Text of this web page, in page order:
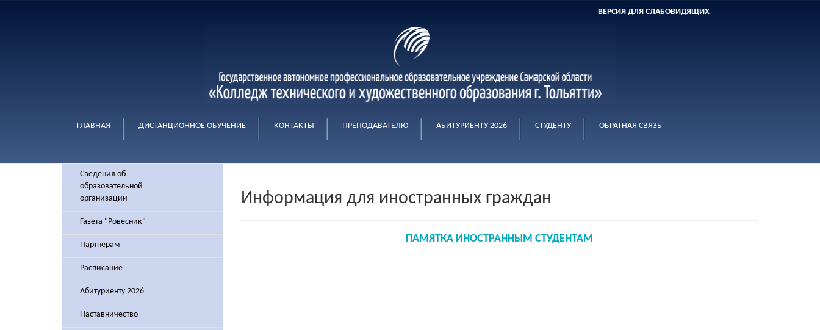
ВЕРСИЯ ДЛЯ СЛАБОВИДЯЩИХ
ГЛАВНАЯ ДИСТАНЦИОННОЕ ОБУЧЕНИЕ КОНТАКТЫ ПРЕПОДАВАТЕЛЮ АБИТУРИЕНТУ 2026 СТУДЕНТУ ОБРАТНАЯ СВЯЗЬ
Сведения об
образовательной
организации
Газета "Ровесник"
Партнерам
Расписание
Абитуриенту 2026
Наставничество
Информация для иностранных граждан
ПАМЯТКА ИНОСТРАННЫМ СТУДЕНТАМ